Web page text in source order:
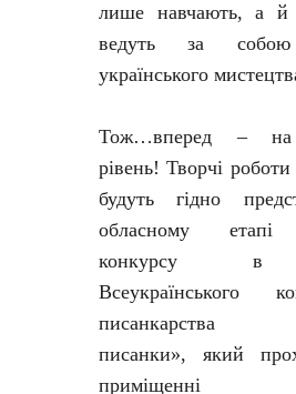
лише навчають, а й
ведуть за
українського
Тож…вперед – на
рівень! Творчі
будуть гідно
обласному етапі
конкурсу в
Всеукраїнського
писанкарства
писанки», який
приміщенні